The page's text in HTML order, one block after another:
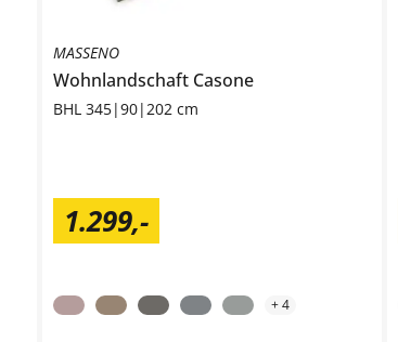
MASSENO
Wohnlandschaft Casone
BHL 345|90|202 cm
1.299,-
+4